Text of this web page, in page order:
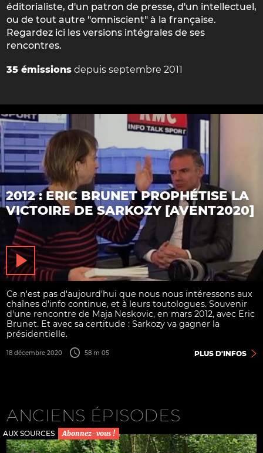
éditorialiste, d'un patron de presse, d'un intellectuel,
ou de tout autre "omniscient" à la française.
Regardez ici les versions intégrales de ses
rencontres.
35 émissions depuis septembre 2011
2012 : ERIC BRUNET PROPHÉTISE LA
VICTOIRE DE SARKOZY [AVENT2020]
Ce n'est pas d'aujourd'hui que nous nous intéressons aux
chaînes d'info continue, et à leurs toutologues. Souvenir
d'une rencontre de Maja Neskovic, en mars 2012, avec Eric
Brunet. Et avec sa certitude : Sarkozy va gagner la
présidentielle.
18 décembre 2020 58 m 05 PLUS D'INFOS
ANCIENS ÉPISODES
AUX SOURCES Abonnez-vous !